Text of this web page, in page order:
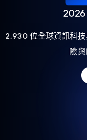
2,930 位全球資訊科
險